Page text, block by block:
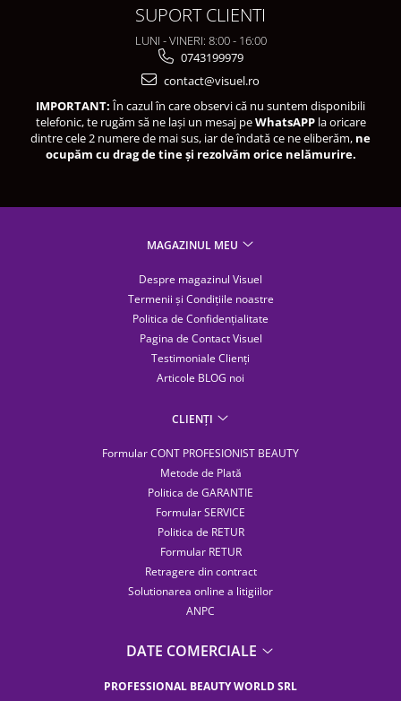
SUPORT CLIENTI
LUNI - VINERI: 8:00 - 16:00
0743199979
contact@visuel.ro
IMPORTANT:În cazul în care observi că nu suntem disponibili
telefonic, te rugăm să ne lași un mesaj peWhatsAPPla oricare
dintre cele 2 numere de mai sus, iar de îndată ce ne eliberăm, ne
ocupăm cu drag de tine și rezolvăm orice nelămurire.
MAGAZINUL MEU
Despre magazinul Visuel
Termenii și Condițiile noastre
Politica de Confidențialitate
Pagina de Contact Visuel
Testimoniale Clienți
Articole BLOG noi
CLIENȚI
Formular CONT PROFESIONIST BEAUTY
Metode de Plată
Politica de GARANTIE
Formular SERVICE
Politica de RETUR
Formular RETUR
Retragere din contract
Solutionarea online a litigiilor
ANPC
DATE COMERCIALE
PROFESSIONAL BEAUTY WORLD SRL